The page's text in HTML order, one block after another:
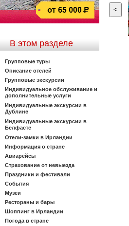
В этом разделе
Групповые туры
Описание отелей
Групповые экскурсии
Индивидуальное обслуживание и
дополнительные услуги
Индивидуальные экскурсии в
Дублине
Индивидуальные экскурсии в
Белфасте
Отели-замки в Ирландии
Информация о стране
Авиарейсы
Страхование от невыезда
Праздники и фестивали
События
Музеи
Рестораны и бары
Шоппинг в Ирландии
Погода в стране
<